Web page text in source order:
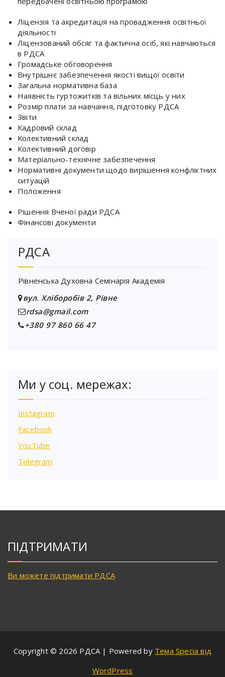
Ліцензія та акредитація на провадження освітньої
діяльності
Ліцензований обсяг та фактична осіб, які навчаються
в РДСА
Громадське обговорення
Внутрішнє забезпечення якості вищої освіти
Загальна нормативна база
Наявність гуртожитків та вільних місць у них
Розмір плати за навчання, підготовку РДСА
Звіти
Кадровий склад
Колективний склад
Колективний договір
Матеріально-технічне забезпечення
Нормативні документи щодо вирішення конфліктних
ситуацій
Положення
Рішення Вченої ради РДСА
Фінансові документи
РДСА
Рівненська Духовна Семінарія Академія
вул. Хліборобів 2, Рівне
rdsa@gmail.com
+380 97 860 66 47
Ми у соц. мережах:
Instagram
Facebook
YouTube
Telegram
ПІДТРИМАТИ
Ви можете підтримати РДСА
Copyright © 2026 РДСА | Powered by Тема Specia від
WordPress